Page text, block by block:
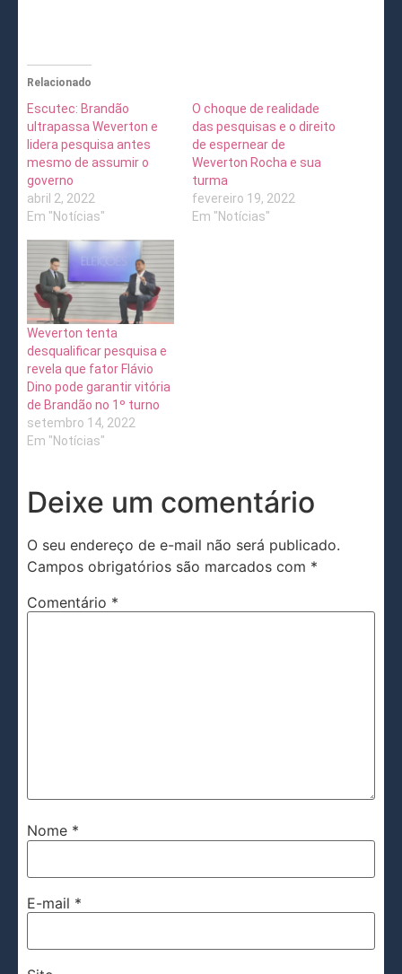
Relacionado
Escutec: Brandão
ultrapassa Weverton e
lidera pesquisa antes
mesmo de assumir o
governo
abril 2, 2022
Em "Notícias"
O choque de realidade
das pesquisas e o direito
de espernear de
Weverton Rocha e sua
turma
fevereiro 19, 2022
Em "Notícias"
Weverton tenta
desqualificar pesquisa e
revela que fator Flávio
Dino pode garantir vitória
de Brandão no 1º turno
setembro 14, 2022
Em "Notícias"
Deixe um comentário
O seu endereço de e-mail não será publicado.
Campos obrigatórios são marcados com *
Comentário *
Nome *
E-mail *